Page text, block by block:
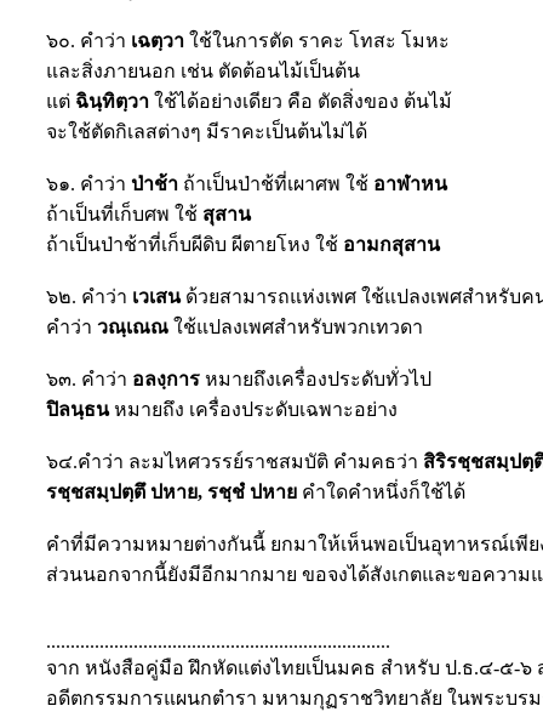
๖๐. คำว่า เฉตฺวา ใช้ในการตัด ราคะ โทสะ โมหะ
และสิ่งภายนอก เช่น ตัดต้อนไม้เป็นต้น
แต่ ฉินฺทิตฺวา ใช้ได้อย่างเดียว คือ ตัดสิ่งของ ต้นไม้
จะใช้ตัดกิเลสต่างๆ มีราคะเป็นต้นไม่ได้
๖๑. คำว่า ป่าช้า ถ้าเป็นป่าช้ที่เผาศพ ใช้ อาฬาหน
ถ้าเป็นที่เก็บศพ ใช้ สุสาน
ถ้าเป็นป่าช้าที่เก็บผีดิบ ผีตายโหง ใช้ อามกสุสาน
๖๒. คำว่า เวเสนด้วยสามารถแห่งเพศ ใช้แปลงเพศสำหรับค
คำว่า วณฺเณณ ใช้แปลงเพศสำหรับพวกเทวดา
๖๓. คำว่า อลงฺการ หมายถึงเครื่องประดับทั่วไป
ปิลนฺธนหมายถึง เครื่องประดับเฉพาะอย่าง
๖๔.คำว่า ละมไหศวรรย์ราชสมบัติ คำมคธว่า สิริรชฺชสมฺปตฺ
รชฺชสมฺปตฺตึ ปหาย, รชฺชํ ปหาย คำใดคำหนึ่งก็ใช้ได้
คำที่มีความหมายต่างกันนี้ ยกมาให้เห็นพอเป็นอุทาหรณ์เพีย
ส่วนนอกจากนี้ยังมีอีกมากมาย ขอจงได้สังเกตและขอความ
.......................................................................
จาก หนังสือคู่มือ ฝึกหัดแต่งไทยเป็นมคธ สำหรับ ป.ธ.๔-๕-๖
อดีตกรรมการแผนกตำรา มหามกุฏราชวิทยาลัย ในพระบ